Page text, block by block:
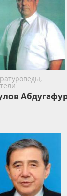
Абдугафур